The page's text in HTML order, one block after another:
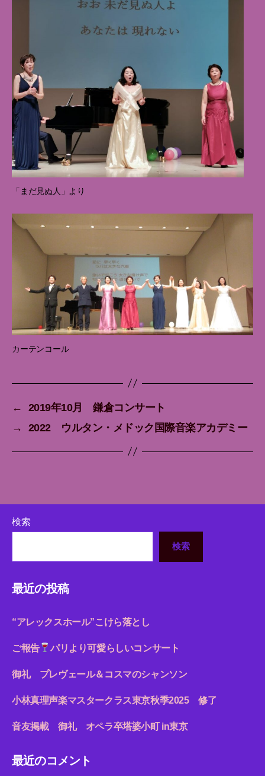
「まだ見ぬ人」より
カーテンコール
←
2019年10月 鎌倉コンサート
→
2022 ウルタン・メドック国際音楽アカデミー
検索
検索
最近の投稿
“アレックスホール”こけら落とし
ご報告 パリより可愛らしいコンサート
御礼 プレヴェール＆コスマのシャンソン
小林真理声楽マスタークラス東京秋季2025 修了
音友掲載 御礼 オペラ卒塔婆小町 in東京
最近のコメント